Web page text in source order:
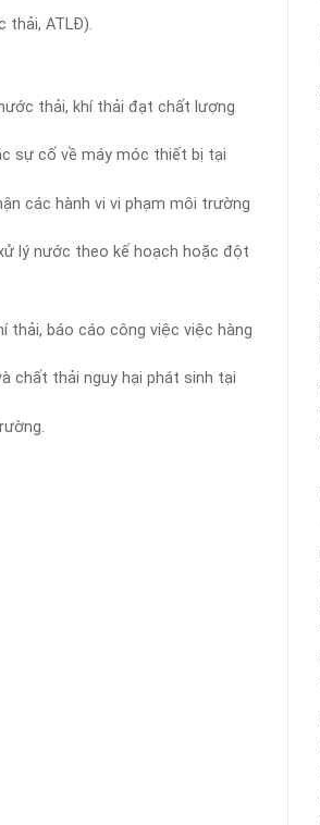
thải, ATLĐ).
thải, khí thải đạt chất lượng
sự cố về máy móc thiết bị tại
các hành vi vi phạm môi trường
lý nước theo kế hoạch hoặc đột
thải, báo cáo công việc việc hàng
chất thải nguy hại phát sinh tại